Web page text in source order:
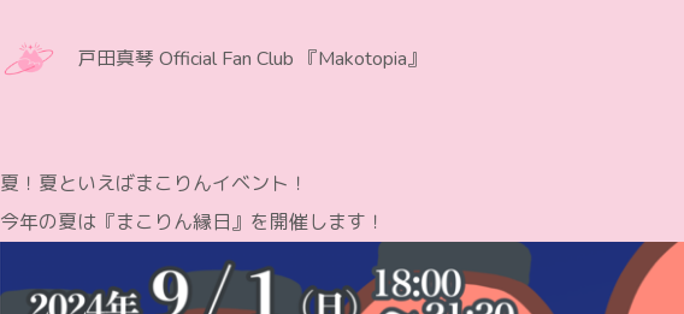
戸田真琴 Official Fan Club 『Makotopia』
夏！夏といえばまこりんイベント！
今年の夏は『まこりん縁日』を開催します！